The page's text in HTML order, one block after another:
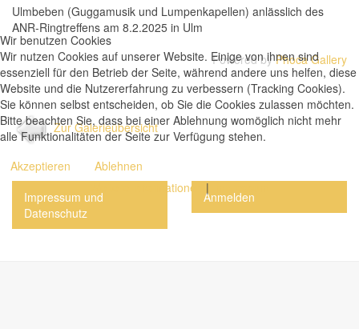
Ulmbeben (Guggamusik und Lumpenkapellen) anlässlich des
ANR-Ringtreffens am 8.2.2025 in Ulm
Powered byPhoca Gallery
Zur Galerieübersicht
Impressum und
Datenschutz
Anmelden
Wir benutzen Cookies
Wir nutzen Cookies auf unserer Website. Einige von ihnen sind
essenziell für den Betrieb der Seite, während andere uns helfen, diese
Website und die Nutzererfahrung zu verbessern (Tracking Cookies).
Sie können selbst entscheiden, ob Sie die Cookies zulassen möchten.
Bitte beachten Sie, dass bei einer Ablehnung womöglich nicht mehr
alle Funktionalitäten der Seite zur Verfügung stehen.
Akzeptieren
Ablehnen
Weitere Informationen
|